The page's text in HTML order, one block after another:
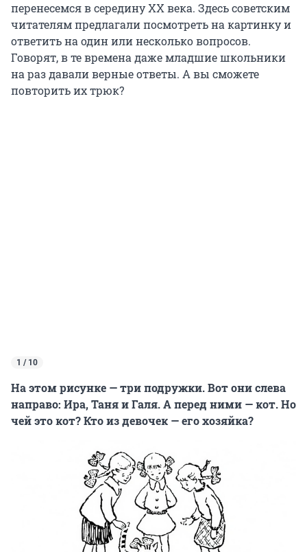
перенесемся в середину XX века. Здесь советским
читателям предлагали посмотреть на картинку и
ответить на один или несколько вопросов.
Говорят, в те времена даже младшие школьники
на раз давали верные ответы. А вы сможете
повторить их трюк?
1 / 10
На этом рисунке — три подружки. Вот они слева
направо: Ира, Таня и Галя. А перед ними — кот. Но
чей это кот? Кто из девочек — его хозяйка?